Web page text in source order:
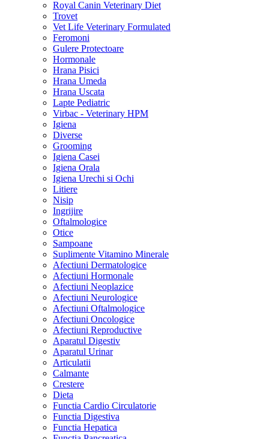
Royal Canin Veterinary Diet
Trovet
Vet Life Veterinary Formulated
Feromoni
Gulere Protectoare
Hormonale
Hrana Pisici
Hrana Umeda
Hrana Uscata
Lapte Pediatric
Virbac - Veterinary HPM
Igiena
Diverse
Grooming
Igiena Casei
Igiena Orala
Igiena Urechi si Ochi
Litiere
Nisip
Ingrijire
Oftalmologice
Otice
Sampoane
Suplimente Vitamino Minerale
Afectiuni Dermatologice
Afectiuni Hormonale
Afectiuni Neoplazice
Afectiuni Neurologice
Afectiuni Oftalmologice
Afectiuni Oncologice
Afectiuni Reproductive
Aparatul Digestiv
Aparatul Urinar
Articulatii
Calmante
Crestere
Dieta
Functia Cardio Circulatorie
Functia Digestiva
Functia Hepatica